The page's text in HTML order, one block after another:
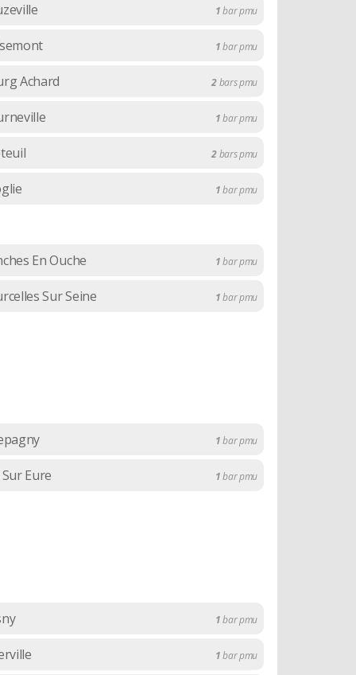
1bar pmu
1bar pmu
Achard 2bars pmu
1bar pmu
2bars pmu
1bar pmu
En Ouche 1bar pmu
Sur Seine 1bar pmu
1bar pmu
Sur Eure 1bar pmu
1bar pmu
1bar pmu